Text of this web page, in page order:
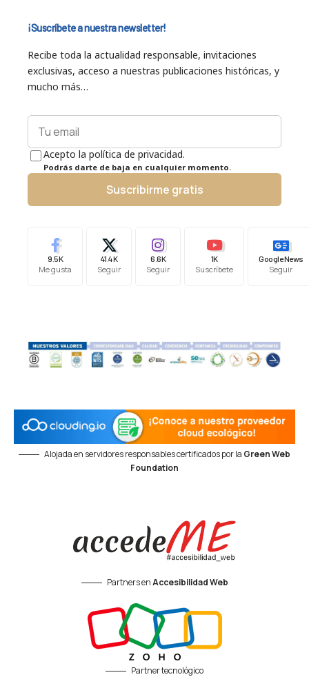
¡Suscríbete a nuestra newsletter!
Recibe toda la actualidad responsable, invitaciones
exclusivas, acceso a nuestras publicaciones históricas, y
mucho más…
Acepto la política de privacidad.
Podrás darte de baja en cualquier momento.
Suscribirme gratis
9.5K
Me gusta
41.4K
Seguir
6.6K
Seguir
1K
Suscríbete
Google News
Seguir
Alojada en servidores responsables certificados por la Green Web
Foundation
Partners enAccesibilidad Web
Partner tecnológico